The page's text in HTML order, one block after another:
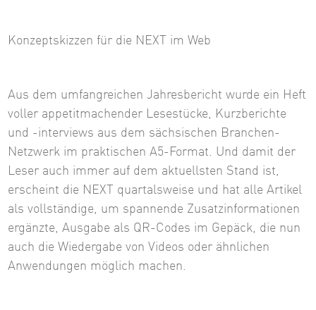
Konzeptskizzen für die NEXT im Web
Aus dem umfangreichen Jahresbericht wurde ein Heft
voller appetitmachender Lesestücke, Kurzberichte
und -interviews aus dem sächsischen Branchen-
Netzwerk im praktischen A5-Format. Und damit der
Leser auch immer auf dem aktuellsten Stand ist,
erscheint die NEXT quartalsweise und hat alle Artikel
als vollständige, um spannende Zusatzinformationen
ergänzte, Ausgabe als QR-Codes im Gepäck, die nun
auch die Wiedergabe von Videos oder ähnlichen
Anwendungen möglich machen.